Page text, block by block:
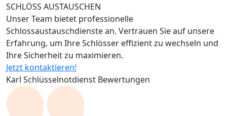
SCHLÖSS AUSTAUSCHEN
Unser Team bietet professionelle
Schlossaustauschdienste an. Vertrauen Sie auf unsere
Erfahrung, um Ihre Schlösser effizient zu wechseln und
Ihre Sicherheit zu maximieren.
Jetzt kontaktieren!
Karl Schlüsselnotdienst Bewertungen